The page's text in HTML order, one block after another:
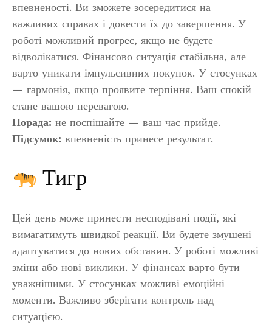
впевненості. Ви зможете зосередитися на
важливих справах і довести їх до завершення. У
роботі можливий прогрес, якщо не будете
відволікатися. Фінансово ситуація стабільна, але
варто уникати імпульсивних покупок. У стосунках
— гармонія, якщо проявите терпіння. Ваш спокій
стане вашою перевагою.
Порада: не поспішайте — ваш час прийде.
Підсумок: впевненість принесе результат.
Тигр
Цей день може принести несподівані події, які
вимагатимуть швидкої реакції. Ви будете змушені
адаптуватися до нових обставин. У роботі можливі
зміни або нові виклики. У фінансах варто бути
уважнішими. У стосунках можливі емоційні
моменти. Важливо зберігати контроль над
ситуацією.